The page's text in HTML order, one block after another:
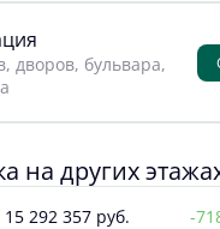
дворов, бульвара,
на других
15 292 357 руб. -